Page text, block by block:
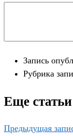
Запись
Рубрика
Еще статьи
Предыдущая